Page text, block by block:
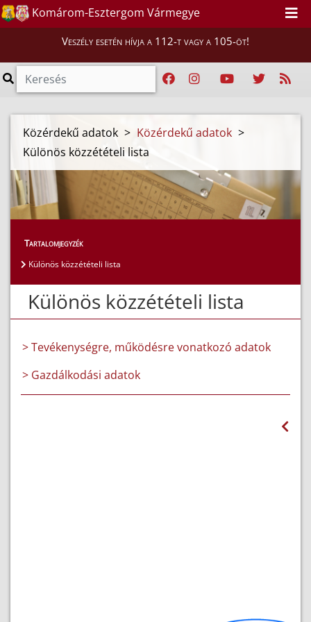
Komárom-Esztergom Vármegye
Veszély esetén hívja a 112-t vagy a 105-öt!
Közérdekű adatok > Közérdekű adatok >
Különös közzétételi lista
Tartalomjegyzék
Különös közzétételi lista
Különös közzétételi lista
> Tevékenységre, működésre vonatkozó adatok
> Gazdálkodási adatok